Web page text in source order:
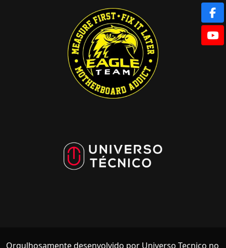
Orgulhosamente desenvolvido por Universo Tecnico no